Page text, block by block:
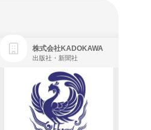
株式会社KADOKAWA
出版社・新聞社